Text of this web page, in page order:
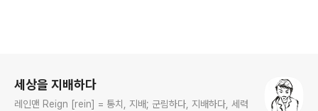
세상을 지배하다
레인맨 Reign [rein] = 통치, 지배; 군림하다, 지배하다, 세력